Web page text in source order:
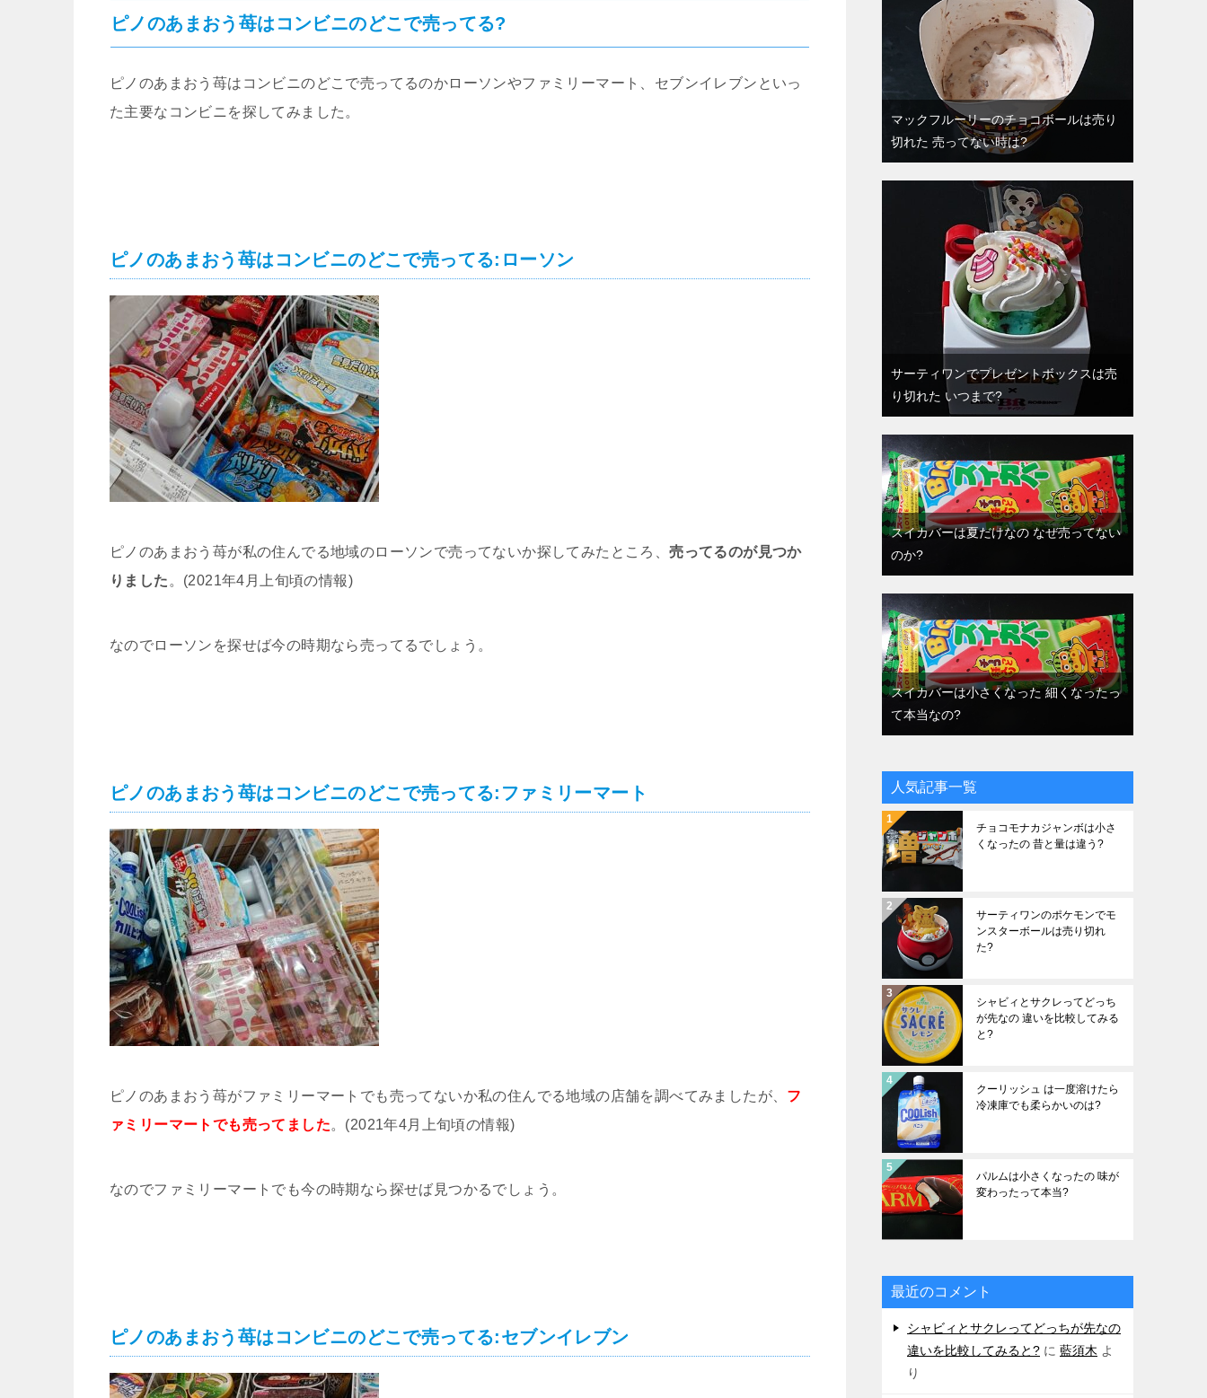
ピノのあまおう苺はコンビニのどこで売ってる?
ピノのあまおう苺はコンビニのどこで売ってるのかローソンやファミリーマート、セブンイレブンといっ
た主要なコンビニを探してみました。
ピノのあまおう苺はコンビニのどこで売ってる:ローソン
ピノのあまおう苺が私の住んでる地域のローソンで売ってないか探してみたところ、売ってるのが見つか
りました 。(2021年4月上旬頃の情報)
なのでローソンを探せば今の時期なら売ってるでしょう。
ピノのあまおう苺はコンビニのどこで売ってる:ファミリーマート
ピノのあまおう苺がファミリーマートでも売ってないか私の住んでる地域の店舗を調べてみましたが、 フ
ァミリーマートでも売ってました。(2021年4月上旬頃の情報)
なのでファミリーマートでも今の時期なら探せば見つかるでしょう。
ピノのあまおう苺はコンビニのどこで売ってる:セブンイレブン
マックフルーリーのチョコボールは売り
切れた 売ってない時は?
サーティワンでプレゼントボックスは売
り切れた いつまで?
スイカバーは夏だけなの なぜ売ってない
のか?
スイカバーは小さくなった 細くなったっ
て本当なの?
人気記事一覧
チョコモナカジャンボは小さ
くなったの 昔と量は違う?
サーティワンのポケモンでモ
ンスターボールは売り切れ
た?
シャビィとサクレってどっち
が先なの 違いを比較してみる
と?
クーリッシュ は一度溶けたら
冷凍庫でも柔らかいのは?
パルムは小さくなったの 味が
変わったって本当?
最近のコメント
シャビィとサクレってどっちが先なの
違いを比較してみると? に 藍須木 よ
り